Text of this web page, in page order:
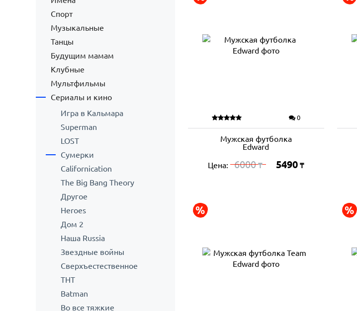
Спорт
Музыкальные
Танцы
Будущим мамам
Клубные
Мультфильмы
Сериалы и кино
Игра в Кальмара
Superman
LOST
Сумерки
Californication
The Big Bang Theory
Другое
Heroes
Дом 2
Наша Russia
Звездные войны
Сверхъестественное
ТНТ
Batman
Во все тяжкие
0
Мужская футболка
Edward
Цена: 6000₸ 5490 ₸